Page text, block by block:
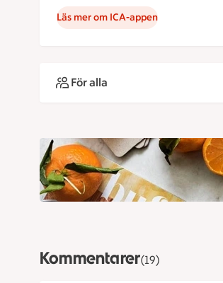
Läs mer om ICA-appen
För alla
Kommentarer(19)